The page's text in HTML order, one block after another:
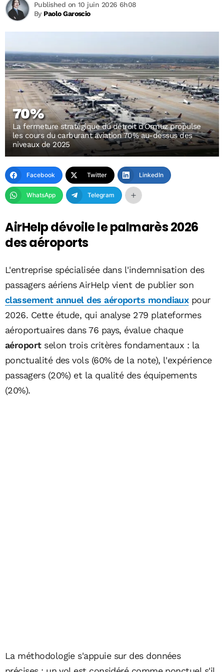
By Paolo Garoscio
Published on 10 juin 2026 6h08
70%
La fermeture stratégique du détroit d'Ormuz propulse
les cours du carburant aviation 70% au-dessus des
niveaux de 2025
Facebook Twitter LinkedIn
WhatsApp Telegram
AirHelp dévoile le palmarès 2026
des aéroports
L'entreprise spécialisée dans l'indemnisation des
passagers aériens AirHelp vient de publier son
classement annuel des aéroports mondiauxpour
2026. Cette étude, qui analyse 279 plateformes
aéroportuaires dans 76 pays, évalue chaque
aéroportselon trois critères fondamentaux : la
ponctualité des vols (60% de la note), l'expérience
passagers (20%) et la qualité des équipements
(20%).
La méthodologie s'appuie sur des données